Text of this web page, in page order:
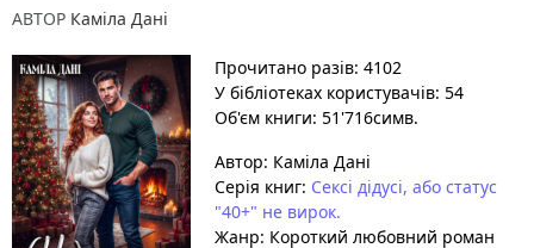
АВТОР Каміла Дані
Прочитано разів: 4102
У бібліотеках користувачів: 54
Об'єм книги: 51'716симв.
Автор: Каміла Дані
Серія книг: Сексі дідусі, або статус
"40+" не вирок.
Жанр: Короткий любовний роман